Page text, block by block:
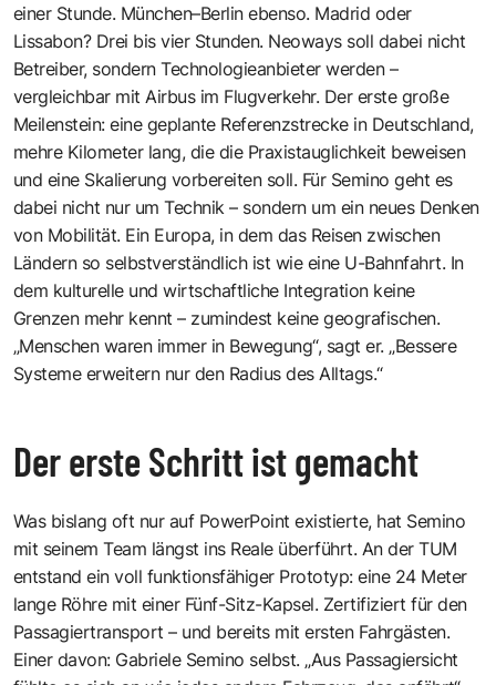
einer Stunde. München–Berlin ebenso. Madrid oder
Lissabon? Drei bis vier Stunden. Neoways soll dabei nicht
Betreiber, sondern Technologieanbieter werden –
vergleichbar mit Airbus im Flugverkehr. Der erste große
Meilenstein: eine geplante Referenzstrecke in Deutschland,
mehre Kilometer lang, die die Praxistauglichkeit beweisen
und eine Skalierung vorbereiten soll. Für Semino geht es
dabei nicht nur um Technik – sondern um ein neues Denken
von Mobilität. Ein Europa, in dem das Reisen zwischen
Ländern so selbstverständlich ist wie eine U-Bahnfahrt. In
dem kulturelle und wirtschaftliche Integration keine
Grenzen mehr kennt – zumindest keine geografischen.
„Menschen waren immer in Bewegung“, sagt er. „Bessere
Systeme erweitern nur den Radius des Alltags.“
Der erste Schritt ist gemacht
Was bislang oft nur auf PowerPoint existierte, hat Semino
mit seinem Team längst ins Reale überführt. An der TUM
entstand ein voll funktionsfähiger Prototyp: eine 24 Meter
lange Röhre mit einer Fünf-Sitz-Kapsel. Zertifiziert für den
Passagiertransport – und bereits mit ersten Fahrgästen.
Einer davon: Gabriele Semino selbst. „Aus Passagiersicht